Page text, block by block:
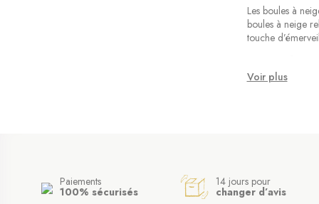
Les boules à
boules à neige
touche
Une
Les boules à
avec soin,
poétique.
Voir plus
Paiements
100% sécurisés
14 jours pour
changer d’avis